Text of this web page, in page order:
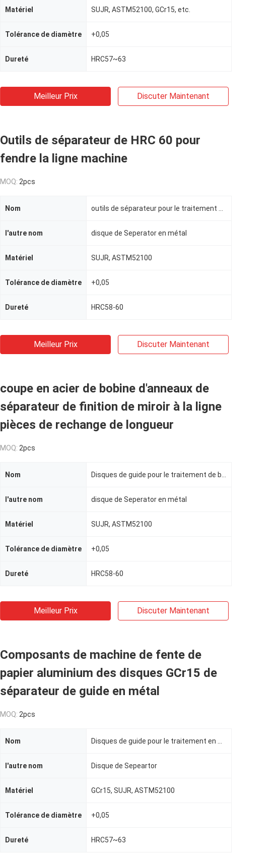
Matériel SUJR, ASTM52100, GCr15, etc.
Tolérance de diamètre +0,05
Dureté HRC57~63
Meilleur Prix Discuter Maintenant
Outils de séparateur de HRC 60 pour
fendre la ligne machine
MOQ: 2pcs
Nom
l'autre nom disque de Seperator en métal
Matériel SUJR, ASTM52100
Tolérance de diamètre +0,05
Dureté HRC58-60
Meilleur Prix Discuter Maintenant
coupe en acier de bobine d'anneaux de
séparateur de finition de miroir à la ligne
pièces de rechange de longueur
MOQ: 2pcs
Nom
l'autre nom disque de Seperator en métal
Matériel SUJR, ASTM52100
Tolérance de diamètre +0,05
Dureté HRC58-60
Meilleur Prix Discuter Maintenant
Composants de machine de fente de
papier aluminium des disques GCr15 de
séparateur de guide en métal
MOQ: 2pcs
Nom
l'autre nom Disque de Sepeartor
Matériel GCr15, SUJR, ASTM52100
Tolérance de diamètre +0,05
Dureté HRC57~63